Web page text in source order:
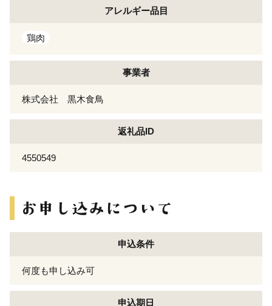
アレルギー品目
鶏肉
事業者
株式会社 黒木食鳥
返礼品ID
4550549
申込条件
何度も申し込み可
申込期日